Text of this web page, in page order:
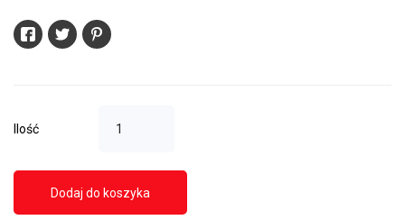
Ilość
Dodaj do koszyka